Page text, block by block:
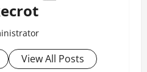
View All Posts